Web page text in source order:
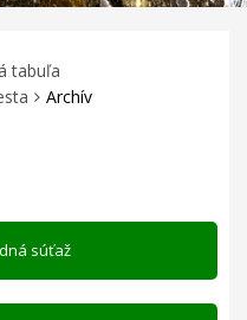
tabuľa
Archív
súťaž